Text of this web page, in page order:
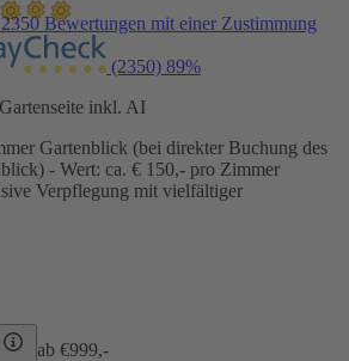
Bewertungen mit einer Zustimmung
(2350) 89%
inkl. AI
Gartenblick (bei direkter Buchung des
- Wert: ca. € 150,- pro Zimmer
Verpflegung mit vielfältiger
ab €999,-